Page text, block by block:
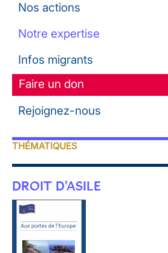
Nos actions
Notre expertise
Infos migrants
Faire un don
Rejoignez-nous
THÉMATIQUES
DROIT D'ASILE